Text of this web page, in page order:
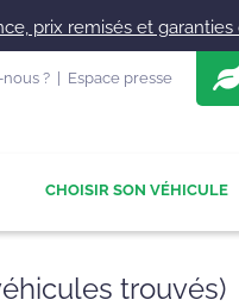
prix remisés et
? Espace presse
CHOISIR SON VÉHICULE
trouvés)